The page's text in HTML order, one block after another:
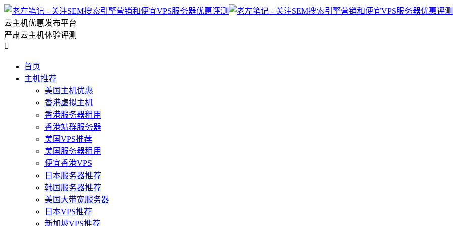
云主机优惠发布平台
严肃云主机体验评测

首页
主机推荐
美国主机优惠
香港虚拟主机
香港服务器租用
香港站群服务器
美国VPS推荐
美国服务器租用
便宜香港VPS
日本服务器推荐
韩国服务器推荐
美国大带宽服务器
日本VPS推荐
新加坡VPS推荐